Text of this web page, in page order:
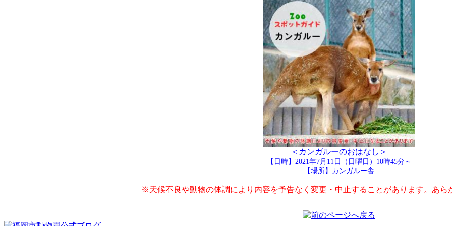
＜カンガルーのおはなし＞
【日時】2021年7月11日（日曜日）10時45分～
【場所】カンガルー舎
※天候不良や動物の体調により内容を予告なく変更・中止することがあります。あら